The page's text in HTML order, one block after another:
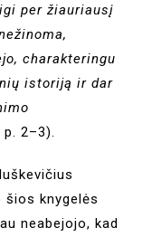
per žiauriausį
charakteringu
istoriją ir dar
2–3).
šios knygelės
neabejojo, kad